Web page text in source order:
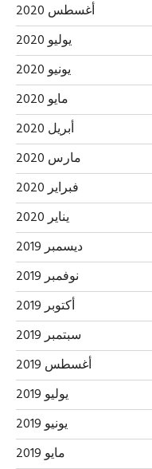
أغسطس 2020
يوليو 2020
يونيو 2020
مايو 2020
أبريل 2020
مارس 2020
فبراير 2020
يناير 2020
ديسمبر 2019
نوفمبر 2019
أكتوبر 2019
سبتمبر 2019
أغسطس 2019
يوليو 2019
يونيو 2019
مايو 2019